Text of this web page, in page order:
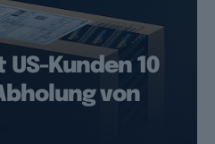
Kunden 10
von